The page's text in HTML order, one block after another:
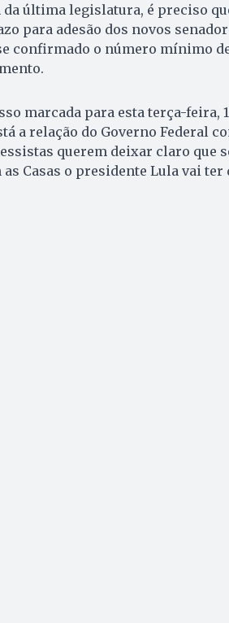
última legislatura, é preciso
para adesão dos novos
confirmado o número mínimo
marcada para esta terça-feira,
a relação do Governo Federal
querem deixar claro que
Casas o presidente Lula vai